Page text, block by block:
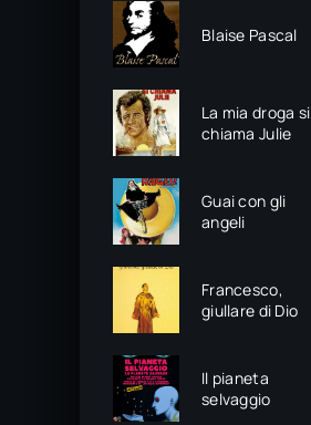
Blaise Pascal
La mia droga si
chiama Julie
Guai con gli
angeli
Francesco,
giullare di Dio
Il pianeta
selvaggio